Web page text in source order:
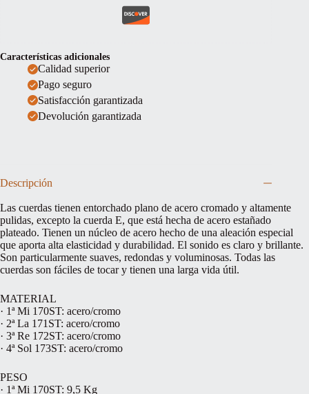
Características adicionales
Calidad superior
Pago seguro
Satisfacción garantizada
Devolución garantizada
Descripción
Las cuerdas tienen entorchado plano de acero cromado y altamente
pulidas, excepto la cuerda E, que está hecha de acero estañado
plateado. Tienen un núcleo de acero hecho de una aleación especial
que aporta alta elasticidad y durabilidad. El sonido es claro y brillante.
Son particularmente suaves, redondas y voluminosas. Todas las
cuerdas son fáciles de tocar y tienen una larga vida útil.
MATERIAL
· 1ª Mi 170ST: acero/cromo
· 2ª La 171ST: acero/cromo
· 3ª Re 172ST: acero/cromo
· 4ª Sol 173ST: acero/cromo
PESO
· 1ª Mi 170ST: 9,5 Kg